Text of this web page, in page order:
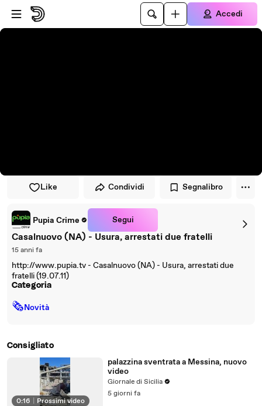
Vai al lettore
Passa al contenuto principale
Accedi
Like Condividi Segnalibro
Pupia Crime Segui
Casalnuovo (NA) - Usura, arrestati due fratelli
15 anni fa
http://www.pupia.tv - Casalnuovo (NA) - Usura, arrestati due
fratelli (19.07.11)
Categoria
🗞Novità
Consigliato
0:16 Prossimi video
palazzina sventrata a Messina, nuovo
video
Giornale di Sicilia
5 giorni fa